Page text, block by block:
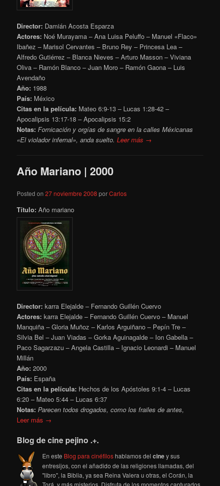
Director: Damián Acosta Esparza
Actores: Noé Murayama – Ana Luisa Peluffo – Manuel «Flaco»
Ibañez – Marisol Cervantes – Bruno Rey – Princesa Lea –
Alfredo Gutiérrez – Blanca Nieves – Arturo Masson – Viviana
Oliva – Ramón Blanco – Juan Moro – Ramón Gaona – Luis
Avendaño
Año: 1988
País: México
Citas en la película: Mateo 6:9-13 – Lucas 1:28-42 –
Apocalipsis 13:17-18 – Apocalipsis 15:2
Notas: Fornicación y orgías de sangre en la calles Méxicanas
«El violador infernal», anda suelto.Leer más →
Año Mariano | 2000
Posted on27 noviembre 2008 porCarlos
Título: Año mariano
Director:karra Elejalde – Fernando Guillén Cuervo
Actores: karra Elejalde – Fernando Guillén Cuervo – Manuel
Manquiña – Gloria Muñoz – Karlos Arguiñano – Pepín Tre –
Silvia Bel – Juan Viadas – Gorka Aguinagalde – Ion Gabella –
Paco Sagarzazu – Angela Castilla – Ignacio Leonardi – Manuel
Millán
Año: 2000
País: España
Citas en la película: Hechos de los Apóstoles 9:1-4 – Lucas
6:20 – Mateo 5:44 – Lucas 6:37
Notas:Parecen todos drogados, como los frailes de antes,
Leer más →
Blog de cine pejino .+.
En este Blog para cinéfiloshablamos delciney sus
entresijos, con el añadido de las religiones llamadas, del
"libro", la Biblia, ya sea Reina Valera u otras, el Corán, la